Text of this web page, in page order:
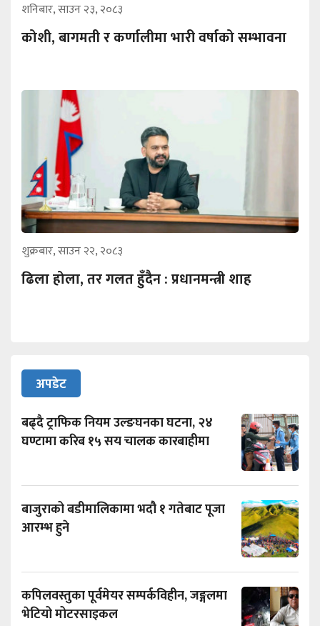
शनिबार, साउन २३, २०८३
कोशी, बागमती र कर्णालीमा भारी वर्षाको सम्भावना
शुक्रबार, साउन २२, २०८३
ढिला होला, तर गलत हुँदैन : प्रधानमन्त्री शाह
अपडेट
बढ्दै ट्राफिक नियम उल्ङघनका घटना, २४
घण्टामा करिब १५ सय चालक कारबाहीमा
बाजुराको बडीमालिकामा भदौ १ गतेबाट पूजा
आरम्भ हुने
कपिलवस्तुका पूर्वमेयर सम्पर्कविहीन, जङ्गलमा
भेटियो मोटरसाइकल